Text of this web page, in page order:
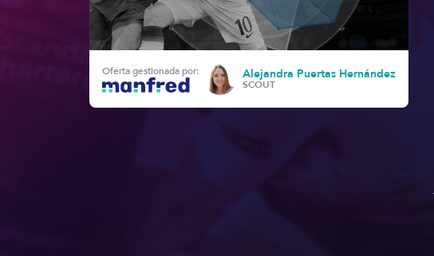
Oferta gestionada por: Alejandra Puertas Hernández
SCOUT